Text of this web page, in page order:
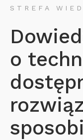
STREFA
o